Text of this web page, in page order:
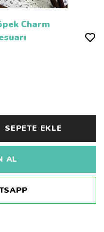
Charm
SEPETE EKLE
AL